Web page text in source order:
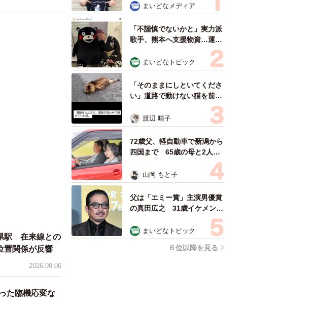
駅 在来線との
関係が反響
2026.08.06
た臨機応変な
雰囲気が」「宝塚に入れそ
う」
まいどなメディア
「不謹慎でないかと」実力派
歌手、熊本へ支援物資…運搬
トラックの車体デザインにた
めらい 「痛いほど伝わる」
「行動され立派」
まいどなトピック
「そのままにしといてくださ
い」道路で動けない猫を前に
返された一言… 懸命に生き
ようとした4日間 「命の重
さはみんな同じ」保護団体代
表の訴え
渡辺 晴子
72歳父、軽自動車で新潟から
四国まで 65歳の母と2人で
3泊4日の旅 パーキングの休
憩まで分刻み… 「大学生で
も組まねえよ！」
山岡 もと子
父は「エミー賞」主演男優賞
の真田広之 31歳イケメン俳
優が長髪ヒゲのワイルド近影
「ガチヒロさんそっくり」
「新たな一面もステキ」
まいどなトピック
６位以降を見る